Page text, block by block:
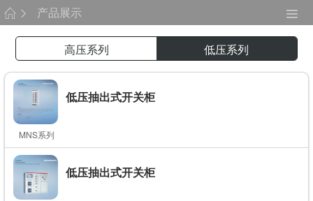
产品展示
高压系列 低压系列
低压抽出式开关柜
MNS系列
低压抽出式开关柜